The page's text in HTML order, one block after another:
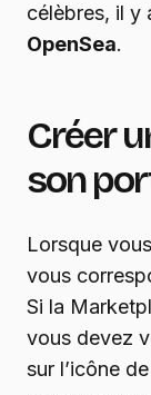
célèbres, il y
OpenSea.
Créer
son
Lorsque
vous
Si la
vous devez
sur l’icône